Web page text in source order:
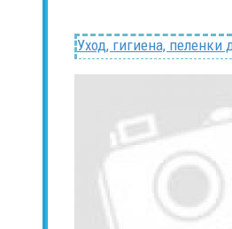
Уход, гигиена, пеленки